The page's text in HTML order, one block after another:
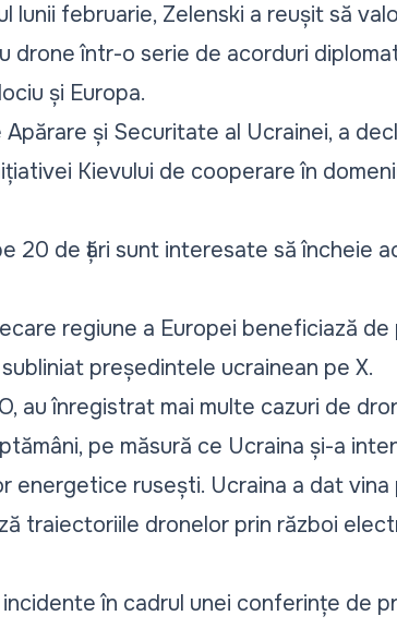
lunii februarie, Zelenski a reușit să
drone într-o serie de acorduri
și Europa.
și Securitate al Ucrainei, a
Kievului de cooperare în
20 de țări sunt interesate să încheie
regiune a Europei beneficiază
președintele ucrainean pe X.
au înregistrat mai multe cazuri de
pe măsură ce Ucraina și-a
energetice rusești. Ucraina a dat vina
traiectoriile dronelor prin război
în cadrul unei conferințe de